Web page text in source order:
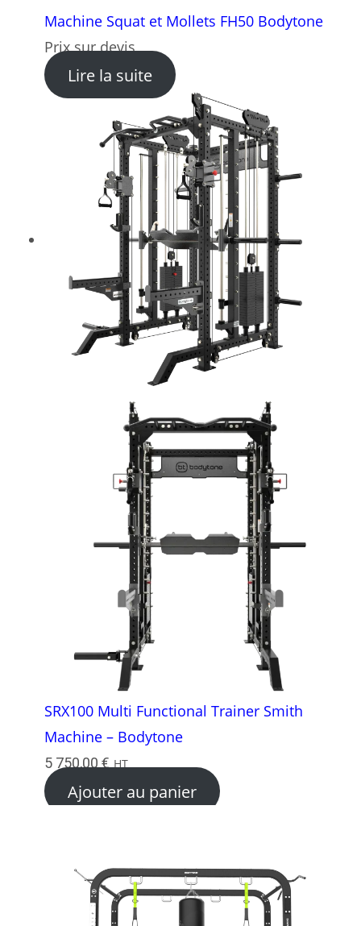
Machine Squat et Mollets FH50 Bodytone
Prix sur devis
Lire la suite: Machine Squat et Mollets
SRX100 Multi Functional Trainer Smith
Machine – Bodytone
5 750,00 € HT
Ajouter au panier